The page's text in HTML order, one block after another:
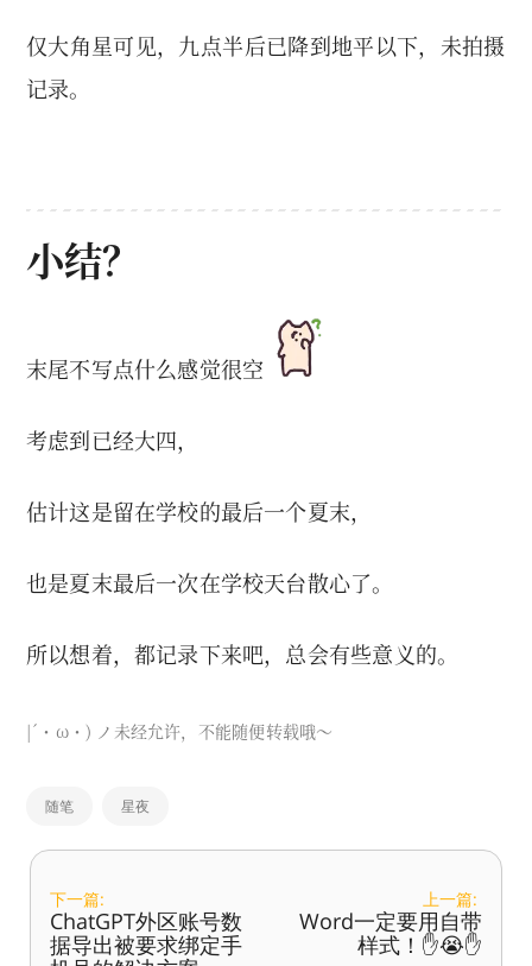
仅大角星可见，九点半后已降到地平以下，未拍摄
记录。
小结？
末尾不写点什么感觉很空
考虑到已经大四，
估计这是留在学校的最后一个夏末，
也是夏末最后一次在学校天台散心了。
所以想着，都记录下来吧，总会有些意义的。
|´・ω・) ノ未经允许，不能随便转载哦～
随笔 星夜
下一篇:
ChatGPT外区账号数
据导出被要求绑定手
上一篇:
Word一定要用自带
样式！✋😭✋